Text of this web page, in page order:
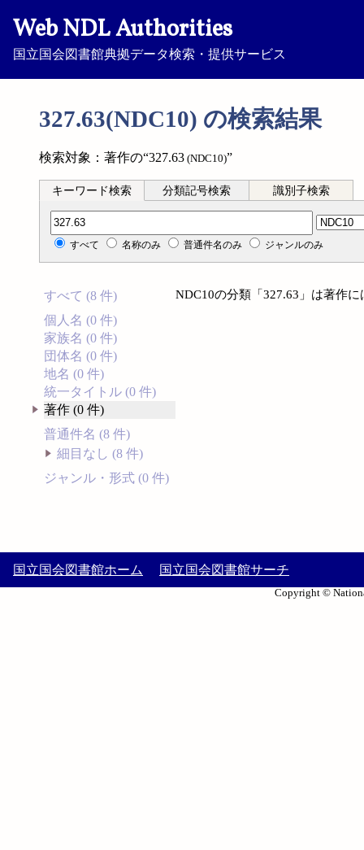
Web NDL Authorities
国立国会図書館典拠データ検索・提供サービス
327.63(NDC10) の検索結果
検索対象：著作の“327.63 (NDC10)”
キーワード検索 分類記号検索 識別子検索
分類記号検索
すべて 名称のみ 普通件名のみ ジャンルのみ
すべて (8 件)
個人名 (0 件)
家族名 (0 件)
団体名 (0 件)
地名 (0 件)
統一タイトル (0 件)
著作 (0 件)
普通件名 (8 件)
細目なし (8 件)
ジャンル・形式 (0 件)
NDC10の分類「327.63」は著作
国立国会図書館ホーム 国立国会図書館サーチ
Copyright ©